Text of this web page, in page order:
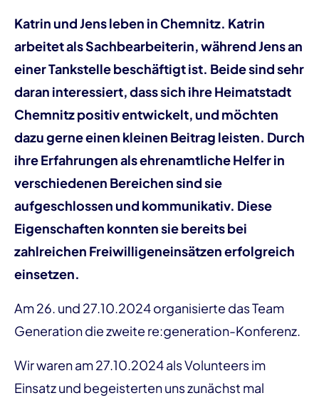
Katrin und Jens leben in Chemnitz. Katrin
arbeitet als Sachbearbeiterin, während Jens an
einer Tankstelle beschäftigt ist. Beide sind sehr
daran interessiert, dass sich ihre Heimatstadt
Chemnitz positiv entwickelt, und möchten
dazu gerne einen kleinen Beitrag leisten. Durch
ihre Erfahrungen als ehrenamtliche Helfer in
verschiedenen Bereichen sind sie
aufgeschlossen und kommunikativ. Diese
Eigenschaften konnten sie bereits bei
zahlreichen Freiwilligeneinsätzen erfolgreich
einsetzen.
Am 26. und 27.10.2024 organisierte das Team
Generation die zweite re:generation-Konferenz.
Wir waren am 27.10.2024 als Volunteers im
Einsatz und begeisterten uns zunächst mal